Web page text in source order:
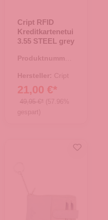
Cript RFID
Kreditkartenetui
3.55 STEEL grey
Produktnummer:
Hersteller: Cript
21,00 €*
49,95 €* (57.96%
gespart)